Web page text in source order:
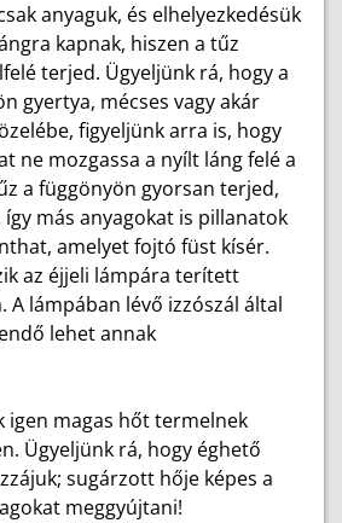
anyaguk, és elhelyezkedésük
kapnak, hiszen a tűz
terjed. Ügyeljünk rá, hogy a
gyertya, mécses vagy akár
figyeljünk arra is, hogy
ne mozgassa a nyílt láng felé a
a függönyön gyorsan terjed,
más anyagokat is pillanatok
amelyet fojtó füst kísér.
az éjjeli lámpára terített
lámpában lévő izzószál által
lehet annak
igen magas hőt termelnek
Ügyeljünk rá, hogy éghető
sugárzott hője képes a
meggyújtani!